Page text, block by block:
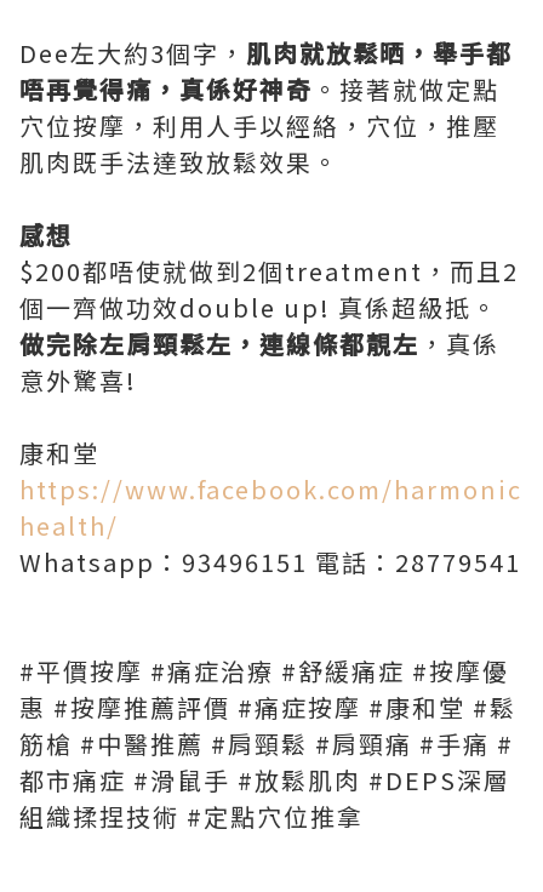
Dee左大約3個字， 肌肉就放鬆晒，舉手都
唔再覺得痛，真係好神奇 。接著就做定點
穴位按摩，利用人手以經絡，穴位，推壓
肌肉既手法達致放鬆效果。
感想
$200都唔使就做到2個treatment，而且2
個一齊做功效double up! 真係超級抵。
做完除左肩頸鬆左，連線條都靚左 ，真係
意外驚喜!
康和堂
https://www.facebook.com/harmonic
health/
Whatsapp：93496151 電話：28779541
#平價按摩 #痛症治療 #舒緩痛症 #按摩優
惠 #按摩推薦評價 #痛症按摩 #康和堂 #鬆
筋槍 #中醫推薦 #肩頸鬆 #肩頸痛 #手痛 #
都市痛症 #滑鼠手 #放鬆肌肉 #DEPS深層
組織揉捏技術 #定點穴位推拿